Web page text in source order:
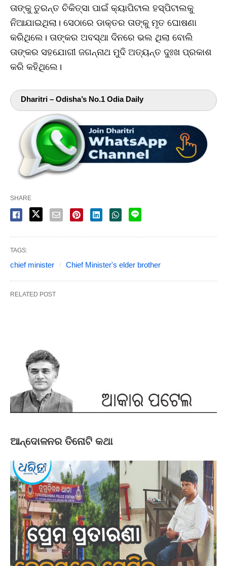
ତାଙ୍କୁ ତୁରନ୍ତ ଚିକିତ୍ସା ପାଇଁ କ୍ୟାପିଟାଲ ହସ୍ପିଟାଲକୁ
ନିଆଯାଇଥିଲା। ସେଠାରେ ଡାକ୍ତର ତାଙ୍କୁ ମୃତ ଘୋଷଣା
କରିଥିଲେ। ତାଙ୍କର ଅବସ୍ଥା ଦିନରେ ଭଲ ଥିଲା ବୋଲି
ତାଙ୍କର ସହଯୋଗୀ ଜଗନ୍ନାଥ ମୁଦି ଅତ୍ୟନ୍ତ ଦୁଃଖ ପ୍ରକାଶ
କରି କହିଥିଲେ।
Dharitri – Odisha’s No.1 Odia Daily
SHARE
TAGS:
chief minister Chief Minister's elder brother
RELATED POST
ଆନ୍ଦୋଳନର ତିନୋଟି କଥା